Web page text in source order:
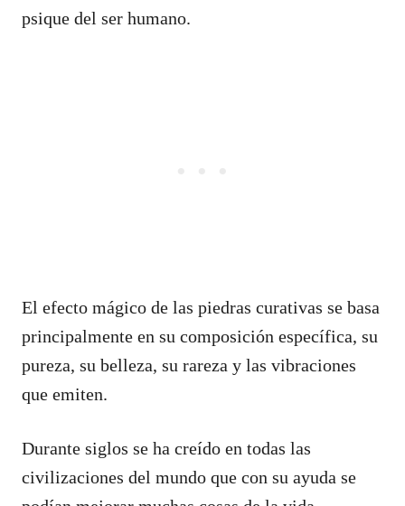
psique del ser humano.
El efecto mágico de las piedras curativas se basa
principalmente en su composición específica, su
pureza, su belleza, su rareza y las vibraciones
que emiten.
Durante siglos se ha creído en todas las
civilizaciones del mundo que con su ayuda se